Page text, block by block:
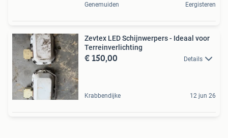
Genemuiden Eergisteren
Zevtex LED Schijnwerpers - Ideaal voor
Terreinverlichting
€ 150,00 Details
Krabbendijke 12 jun 26